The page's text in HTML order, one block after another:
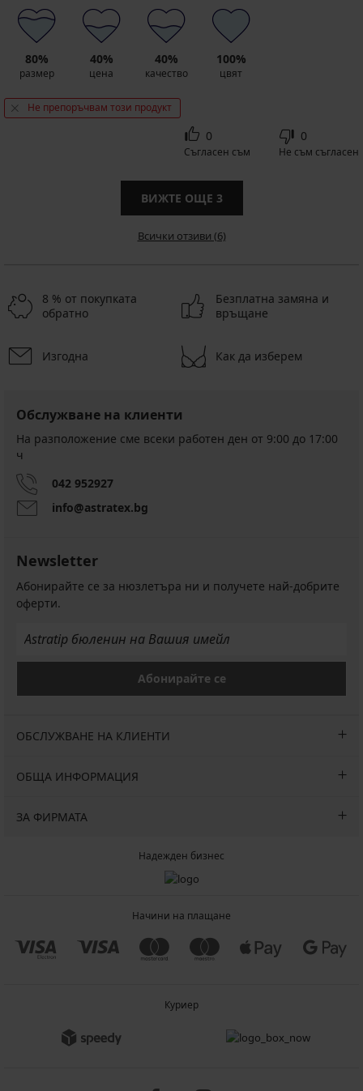
80%
размер
40%
цена
40%
качество
100%
цвят
Не препоръчвам този продукт
0
Съгласен съм
0
Не съм съгласен
ВИЖТЕ ОЩЕ 3
Всички отзиви (6)
8 % от покупката
обратно
Безплатна замяна и
връщане
Изгодна Как да изберем
Обслужване на клиенти
На разположение сме всеки работен ден от 9:00 до 17:00
ч
042 952927
info@astratex.bg
Newsletter
Абонирайте се за нюзлетъра ни и получете най-добрите
оферти.
Абонирайте се
ОБСЛУЖВАНЕ НА КЛИЕНТИ
ОБЩА ИНФОРМАЦИЯ
ЗА ФИРМАТА
Надежден бизнес
Начини на плащане
Куриер